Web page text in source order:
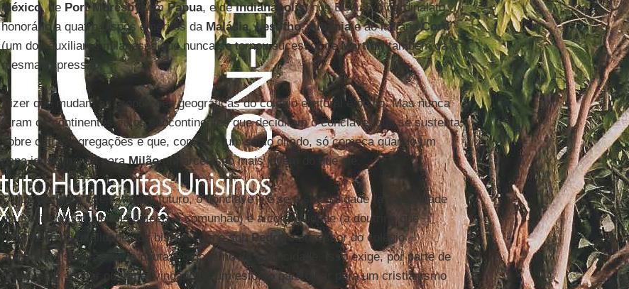
México, de Port Moresby , emPapua, e deIndianápolis, nos EUA. E o cardinalato
honorário a quatro bispos eméritos da Malásia,Lesotho,Albâniae ao italianoCorti
(um dos auxiliares milaneses que nunca se tornou sucessor deMartini) também dá a
mesma impressão.
Dizer que mudam as proporções geográficas do colégio eleitoral é óbvio. Mas nunca
foram os continentes ou os subcontinentes que decidiram o conclave: que se sustenta
sobre outras agregações e que, como diz um sábio ditado, só começa quando um
papa idoso manda paraMilãoum arcebispo mais jovem do que ele.
O que decide a Igreja – e, no futuro, o conclave – é se a sinodalidade (a capacidade
de confiar os problemas difíceis à comunhão) e a colegialidade (a doutrina que
reconhece na totalidade dos bispos com e sobPedro o sucessor do colégio
apostólico) saberão ser a pauta e o governo da catolicidade. Isso exige, por parte de
todos, sem sonhar ou temer vinganças, um esforço para olhar para um cristianismo